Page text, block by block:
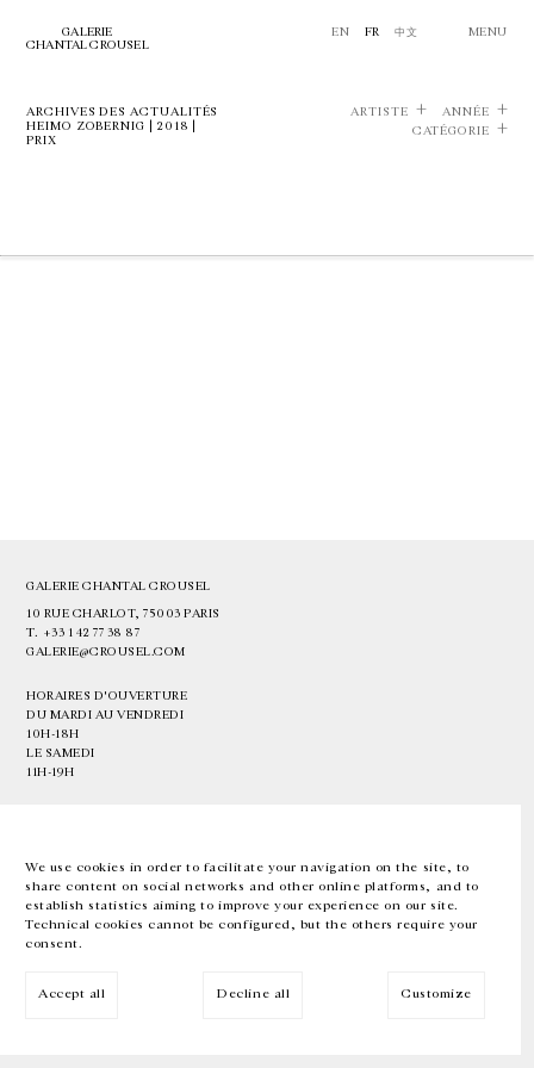
We use cookies in order to facilitate your navigation on the site, to
share content on social networks and other online platforms, and to
establish statistics aiming to improve your experience on our site.
Technical cookies cannot be configured, but the others require your
consent.
Accept all Decline all Customize
GALERIE
CHANTAL CROUSEL
EN FR 中文 MENU
ARCHIVES DES ACTUALITÉS
HEIMO ZOBERNIG | 2018 |
PRIX
ARTISTE
ANNÉE
CATÉGORIE
GALERIE CHANTAL CROUSEL
10 RUE CHARLOT, 75003 PARIS
T. +33 1 42 77 38 87
GALERIE@CROUSEL.COM
HORAIRES D'OUVERTURE
DU MARDI AU VENDREDI
10H-18H
LE SAMEDI
11H-19H
EN FR 中文 Facebook Instagram
Inscrivez-vous à notre newsletter